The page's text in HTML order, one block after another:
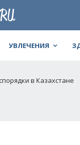
УВЛЕЧЕНИЯ
в Казахстане